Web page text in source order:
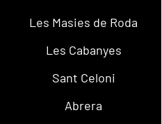
Les Masies de Roda
Les Cabanyes
Sant Celoni
Abrera